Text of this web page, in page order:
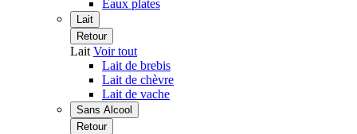
Eaux plates
Lait
Retour
Lait Voir tout
Lait de brebis
Lait de chèvre
Lait de vache
Sans Alcool
Retour